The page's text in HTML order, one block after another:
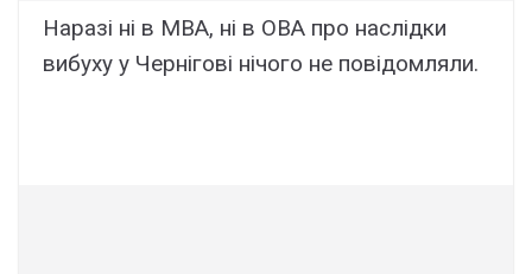
Наразі ні в МВА, ні в ОВА про наслідки
вибуху у Чернігові нічого не повідомляли.